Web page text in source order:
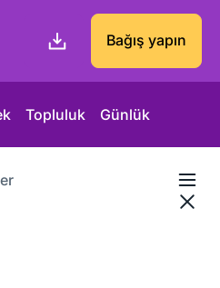
Bağış yapın
Topluluk Günlük